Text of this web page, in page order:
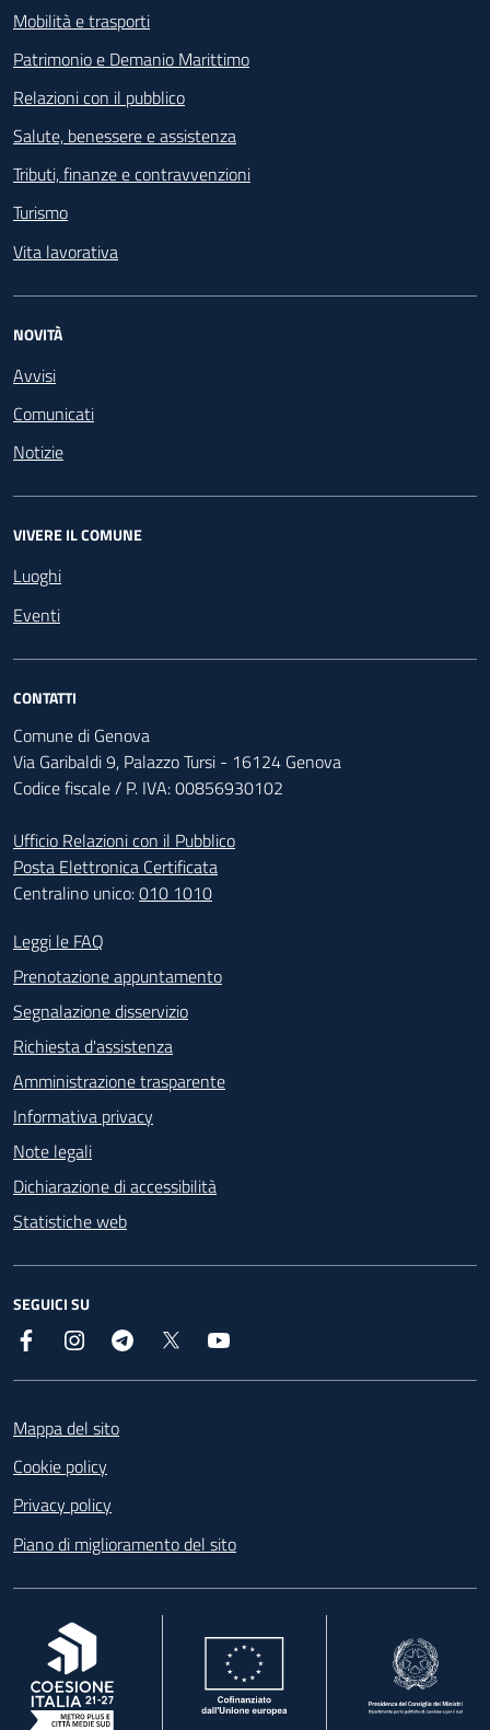
Mobilità e trasporti
Patrimonio e Demanio Marittimo
Relazioni con il pubblico
Salute, benessere e assistenza
Tributi, finanze e contravvenzioni
Turismo
Vita lavorativa
NOVITÀ
Avvisi
Comunicati
Notizie
VIVERE IL COMUNE
Luoghi
Eventi
CONTATTI
Comune di Genova
Via Garibaldi 9, Palazzo Tursi - 16124 Genova
Codice fiscale / P. IVA: 00856930102
Ufficio Relazioni con il Pubblico
Posta Elettronica Certificata
Centralino unico:010 1010
Footer - Contatti
Leggi le FAQ
Prenotazione appuntamento
Segnalazione disservizio
Richiesta d'assistenza
Amministrazione trasparente
Informativa privacy
Note legali
Dichiarazione di accessibilità
Statistiche web
SEGUICI SU
Facebook InstagramTelegram
Mappa del sito
Cookie policy
Privacy policy
Piano di miglioramento del sito
, apre in una nuova scheda